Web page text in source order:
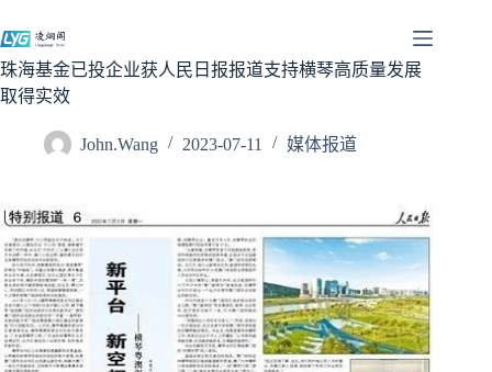
过
内
容
珠海基金已投企业获人民日报报道支持横琴高质量发展
取得实效
John.Wang 2023-07-11 媒体报道